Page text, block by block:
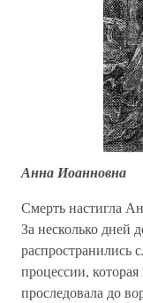
Анна Иоанновна
Смерть настигла
За несколько дней
распространились
процессии,
проследовала до